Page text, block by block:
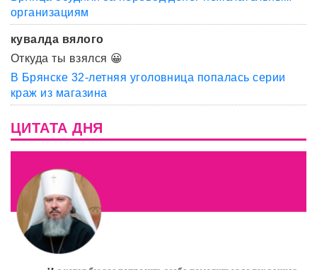
организациям
кувалда вялого
Откуда ты взялся 😀
В Брянске 32-летняя уголовница попалась серии
краж из магазина
ЦИТАТА ДНЯ